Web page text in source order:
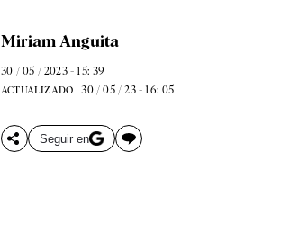
Miriam Anguita
30 / 05 / 2023 - 15: 39
ACTUALIZADO 30 / 05 / 23 - 16: 05
Seguir en